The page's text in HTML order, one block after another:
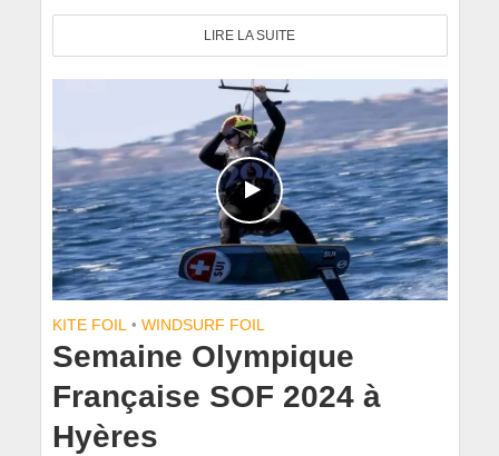
LIRE LA SUITE
KITE FOIL • WINDSURF FOIL
Semaine Olympique
Française SOF 2024 à
Hyères